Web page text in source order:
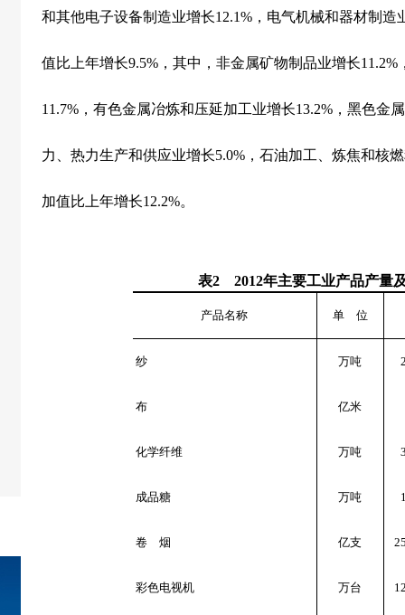
和其他电子设备制造业增长12.1% ，电气机械和器材制造
值比上年增长9.5% ，其中，非金属矿物制品业增长11.2%
11.7% ，有色金属冶炼和压延加工业增长13.2% ，黑色金
力、热力生产和供应业增长5.0% ，石油加工、炼焦和核
加值比上年增长12.2%。
表2 2012年主要工业产品产量
产品名称 单 位
纱 万吨
布 亿米
化学纤维 万吨
成品糖 万吨
卷 烟 亿支
彩色电视机 万台